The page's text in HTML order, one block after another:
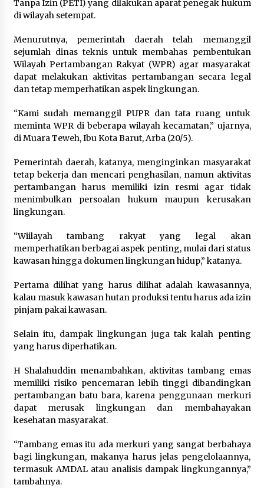
Hadiri Forum Komunikasi dan Kemitraan BPJS,
Sekda Tapin Komitmen Tingkatkan Layanan
Agustus 4, 2026
Kejari HST Musnahkan Barang Bukti 27 Perkara
Inkracht van Gewisjde
Agustus 4, 2026
Pelajar di HST Musnahkan Barang Bukti
Kejaksaan, Ada Apa?
Agustus 4, 2026
Tanpa Izin (PETI) yang dilakukan aparat penegak hukum
di wilayah setempat.
Menurutnya, pemerintah daerah telah memanggil
sejumlah dinas teknis untuk membahas pembentukan
Wilayah Pertambangan Rakyat (WPR) agar masyarakat
dapat melakukan aktivitas pertambangan secara legal
dan tetap memperhatikan aspek lingkungan.
“Kami sudah memanggil PUPR dan tata ruang untuk
meminta WPR di beberapa wilayah kecamatan,” ujarnya,
di Muara Teweh, Ibu Kota Barut, Arba (20/5).
Pemerintah daerah, katanya, menginginkan masyarakat
tetap bekerja dan mencari penghasilan, namun aktivitas
pertambangan harus memiliki izin resmi agar tidak
menimbulkan persoalan hukum maupun kerusakan
lingkungan.
“Wiilayah tambang rakyat yang legal akan
memperhatikan berbagai aspek penting, mulai dari status
kawasan hingga dokumen lingkungan hidup,” katanya.
Pertama dilihat yang harus dilihat adalah kawasannya,
kalau masuk kawasan hutan produksi tentu harus ada izin
pinjam pakai kawasan.
Selain itu, dampak lingkungan juga tak kalah penting
yang harus diperhatikan.
H Shalahuddin menambahkan, aktivitas tambang emas
memiliki risiko pencemaran lebih tinggi dibandingkan
pertambangan batu bara, karena penggunaan merkuri
dapat merusak lingkungan dan membahayakan
kesehatan masyarakat.
“Tambang emas itu ada merkuri yang sangat berbahaya
bagi lingkungan, makanya harus jelas pengelolaannya,
termasuk AMDAL atau analisis dampak lingkungannya,”
tambahnya.